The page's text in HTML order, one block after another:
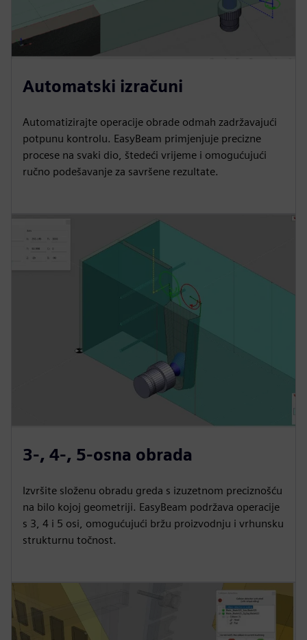
Automatski izračuni
Automatizirajte operacije obrade odmah zadržavajući
potpunu kontrolu. EasyBeam primjenjuje precizne
procese na svaki dio, štedeći vrijeme i omogućujući
ručno podešavanje za savršene rezultate.
3-, 4-, 5-osna obrada
Izvršite složenu obradu greda s izuzetnom preciznošću
na bilo kojoj geometriji. EasyBeam podržava operacije
s 3, 4 i 5 osi, omogućujući bržu proizvodnju i vrhunsku
strukturnu točnost.